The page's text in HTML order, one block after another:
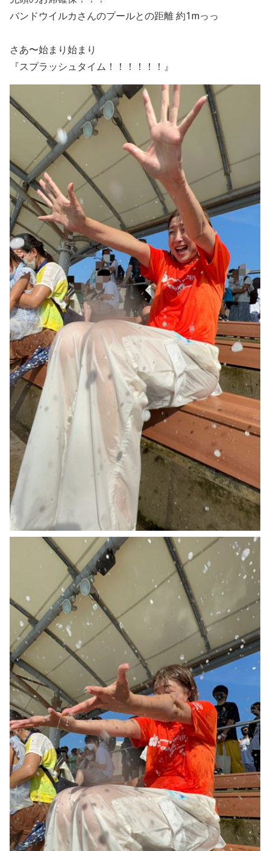
バンドウイルカさんのプールとの距離 約1mっっ
さあ〜始まり始まり
『スプラッシュタイム！！！！！！』